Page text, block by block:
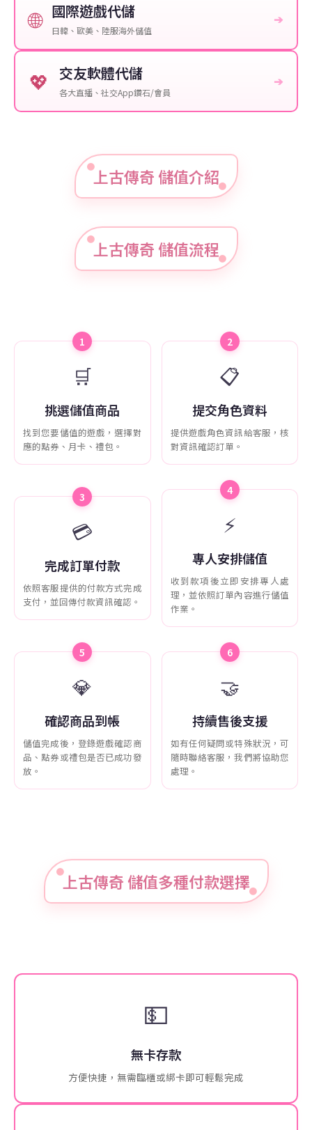
🌐 國際遊戲代儲
日韓、歐美、陸服海外儲值
➔
💖 交友軟體代儲
各大直播、社交App鑽石/會員
➔
上古傳奇 儲值介紹
上古傳奇 儲值流程
1
🛒
挑選儲值商品
找到您要儲值的遊戲，選擇對
應的點券、月卡、禮包。
2
📋
提交角色資料
提供遊戲角色資訊給客服，核
對資訊確認訂單。
3
💳
完成訂單付款
依照客服提供的付款方式完成
支付，並回傳付款資訊確認。
4
⚡
專人安排儲值
收到款項後立即安排專人處
理，並依照訂單內容進行儲值
作業。
5
💎
確認商品到帳
儲值完成後，登錄遊戲確認商
品、點券或禮包是否已成功發
放。
6
🤝
持續售後支援
如有任何疑問或特殊狀況，可
隨時聯絡客服，我們將協助您
處理。
上古傳奇 儲值多種付款選擇
💵
無卡存款
方便快捷，無需臨櫃或綁卡即可輕鬆完成